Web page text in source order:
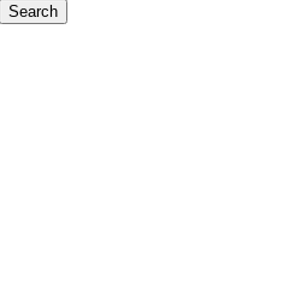
Search